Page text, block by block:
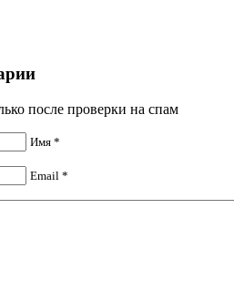
после проверки на спам
Имя *
Email *